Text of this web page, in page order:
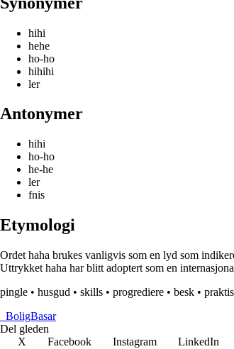
hihi
hehe
ho-ho
hihihi
ler
Antonymer
hihi
ho-ho
he-he
ler
fnis
Etymologi
Ordet haha brukes vanligvis som en lyd som
Uttrykket haha har blitt adoptert som en
pingle • husgud • skills • progrediere • besk •
BoligBasar
Del gleden
X
Facebook Instagram LinkedIn